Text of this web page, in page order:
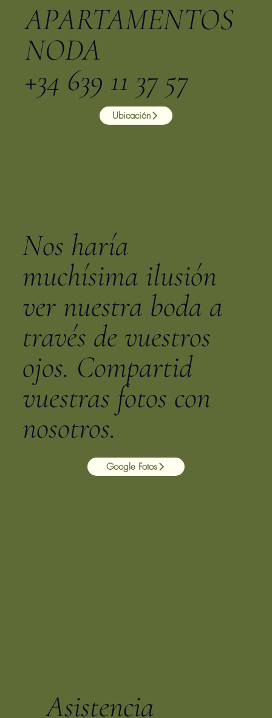
APARTAMENTOS
NODA
+34 639 11 37 57
Ubicación
Nos haría
muchísima ilusión
ver nuestra boda a
través de vuestros
ojos. Compartid
vuestras fotos con
nosotros.
Google Fotos
Asistencia